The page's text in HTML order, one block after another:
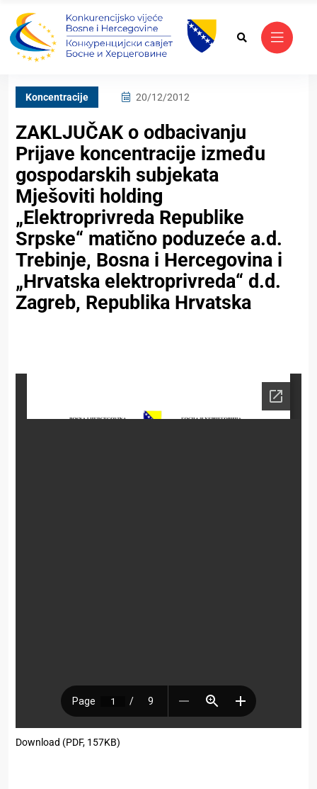
Koncentracije 20/12/2012
ZAKLJUČAK o odbacivanju
Prijave koncentracije između
gospodarskih subjekata
Mješoviti holding
„Elektroprivreda Republike
Srpske“ matično poduzeće a.d.
Trebinje, Bosna i Hercegovina i
„Hrvatska elektroprivreda“ d.d.
Zagreb, Republika Hrvatska
Download (PDF, 157KB)